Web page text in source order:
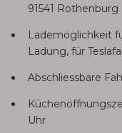
91541 Rothenburg
Lademöglichkeit
Ladung, für
Abschliessbare
Uhr